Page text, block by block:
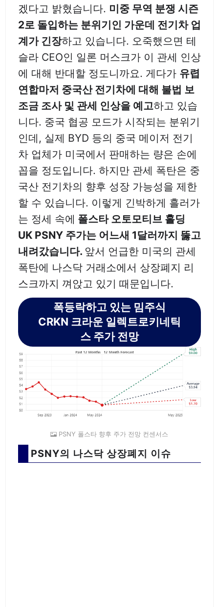
겠다고 밝혔습니다. 미중 무역 분쟁 시즌
2로 돌입하는 분위기인 가운데 전기차 업
계가 긴장하고 있습니다. 오죽했으면 테
슬라 CEO인 일론 머스크가 이 관세 인상
에 대해 반대할 정도니까요. 게다가 유렵
연합마저 중국산 전기차에 대해 불법 보
조금 조사 및 관세 인상을 예고하고 있습
니다. 중국 협공 모드가 시작되는 분위기
인데, 실제 BYD 등의 중국 메이저 전기
차 업체가 미국에서 판매하는 량은 손에
꼽을 정도입니다. 하지만 관세 폭탄은 중
국산 전기차의 향후 성장 가능성을 제한
할 수 있습니다. 이렇게 긴박하게 흘러가
는 정세 속에 폴스타 오토모티브 홀딩
UK PSNY 주가는 어느새 1달러까지 뚫고
내려갔습니다. 앞서 언급한 미국의 관세
폭탄에 나스닥 거래소에서 상장폐지 리
스크까지 껴앉고 있기 때문입니다.
폭등락하고 있는 밈주식
CRKN 크라운 일렉트로키네틱
스 주가 전망
PSNY 폴스타 향후 주가 전망 컨센서스
PSNY의 나스닥 상장폐지 이슈